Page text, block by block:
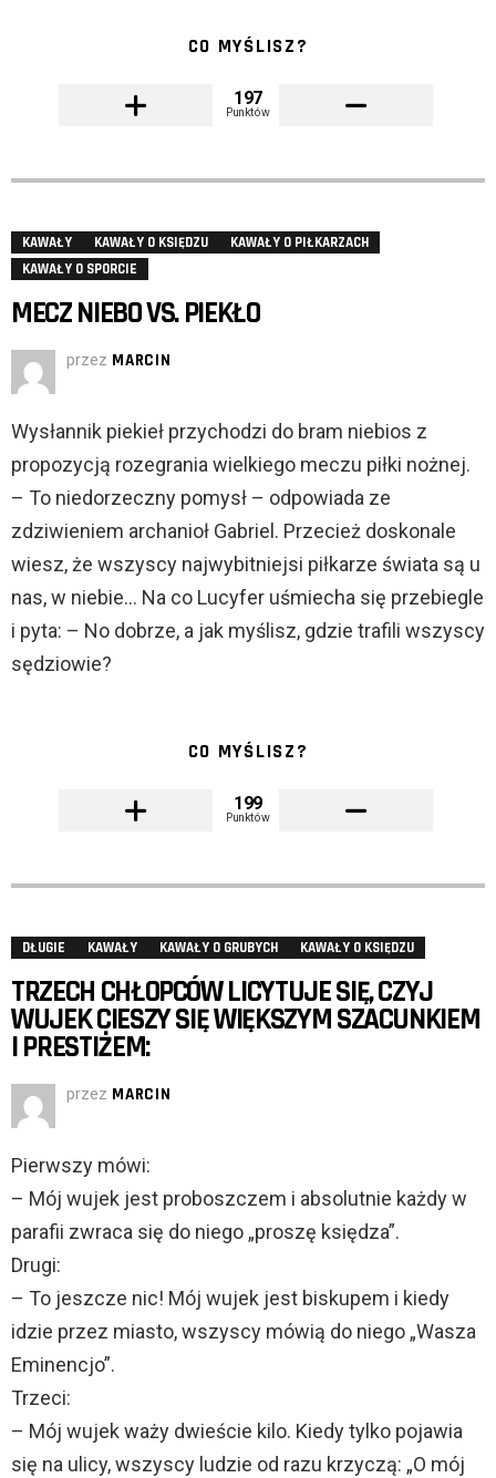
CO MYŚLISZ?
197
Punktów
KAWAŁY KAWAŁY O KSIĘDZU
KAWAŁY O PIŁKARZACH
KAWAŁY O SPORCIE
MECZ NIEBO VS. PIEKŁO
przez MARCIN
Wysłannik piekieł przychodzi do bram niebios z
propozycją rozegrania wielkiego meczu piłki nożnej.
– To niedorzeczny pomysł – odpowiada ze
zdziwieniem archanioł Gabriel. Przecież doskonale
wiesz, że wszyscy najwybitniejsi piłkarze świata są u
nas, w niebie… Na co Lucyfer uśmiecha się przebiegle
i pyta: – No dobrze, a jak myślisz, gdzie trafili wszyscy
sędziowie?
CO MYŚLISZ?
199
Punktów
DŁUGIE KAWAŁY KAWAŁY O GRUBYCH KAWAŁY O KSIĘDZU
TRZECH CHŁOPCÓW LICYTUJE SIĘ, CZYJ
WUJEK CIESZY SIĘ WIĘKSZYM SZACUNKIEM
I PRESTIŻEM:
przez MARCIN
Pierwszy mówi:
– Mój wujek jest proboszczem i absolutnie każdy w
parafii zwraca się do niego „proszę księdza”.
Drugi:
– To jeszcze nic! Mój wujek jest biskupem i kiedy
idzie przez miasto, wszyscy mówią do niego „Wasza
Eminencjo”.
Trzeci:
– Mój wujek waży dwieście kilo. Kiedy tylko pojawia
się na ulicy, wszyscy ludzie od razu krzyczą: „O mój